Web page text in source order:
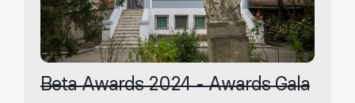
Beta Awards 2024 - Awards Gala